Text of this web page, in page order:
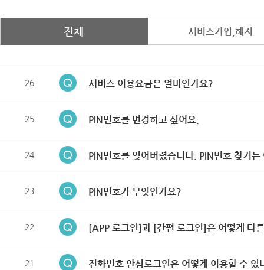
전체 서비스가입,해지
26 서비스 이용요금은 얼마인가요?
25 PIN번호를 변경하고 싶어요.
24 PIN번호를 잊어버렸습니다. PIN번호 찾기는
23 PIN번호가 무엇인가요?
22 [APP 로그인]과 [간편 로그인]은 어떻게 다
21 전화번호 안심로그인은 어떻게 이용할 수 있